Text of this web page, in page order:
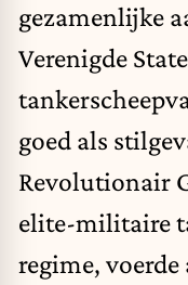
gezamenlijke
Verenigde
goed als
Revolutionair
elite-militaire
regime,